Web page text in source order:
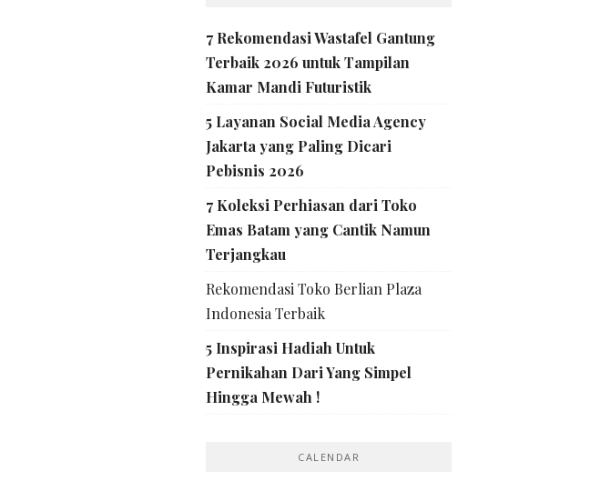
7 Rekomendasi Wastafel Gantung
Terbaik 2026 untuk Tampilan
Kamar Mandi Futuristik
5 Layanan Social Media Agency
Jakarta yang Paling Dicari
Pebisnis 2026
7 Koleksi Perhiasan dari Toko
Emas Batam yang Cantik Namun
Terjangkau
Rekomendasi Toko Berlian Plaza
Indonesia Terbaik
5 Inspirasi Hadiah Untuk
Pernikahan Dari Yang Simpel
Hingga Mewah !
CALENDAR